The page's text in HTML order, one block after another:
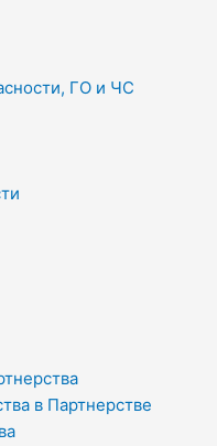
ГО и ЧС
в Партнерстве